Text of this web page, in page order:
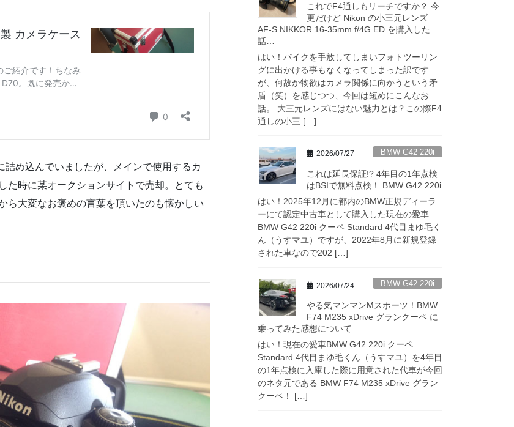
め込んでいましたが、メインで使用するカ
た時に某オークションサイトで売却。とても
ら大変なお褒めの言葉を頂いたのも懐かしい
これでF4通しもリーチですか？ 今
更だけど Nikon の小三元レンズ
AF-S NIKKOR 16-35mm f/4G ED を購入した
話…
はい！バイクを手放してしまいフォトツーリン
グに出かける事もなくなってしまった訳です
が、何故か物欲はカメラ関係に向かうという矛
盾（笑）を感じつつ、今回は短めにこんなお
話。 大三元レンズにはない魅力とは？この際F4
通しの小三 […]
2026/07/27 BMW G42 220i
これは延長保証!? 4年目の1年点検
はBSIで無料点検！ BMW G42 220i
はい！2025年12月に都内のBMW正規ディーラ
ーにて認定中古車として購入した現在の愛車
BMW G42 220i クーペ Standard 4代目まゆ毛く
ん（うすマユ）ですが、2022年8月に新規登録
された車なので202 […]
2026/07/24 BMW G42 220i
やる気マンマンMスポーツ！BMW
F74 M235 xDrive グランクーペ に
乗ってみた感想について
はい！現在の愛車BMW G42 220i クーペ
Standard 4代目まゆ毛くん（うすマユ）を4年目
の1年点検に入庫した際に用意された代車が今回
のネタ元である BMW F74 M235 xDrive グラン
クーペ！ […]